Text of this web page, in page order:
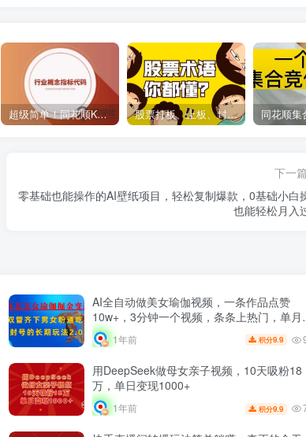
超级简单！同花顺K线界面显示行业概念指标代码图解 股票打板、上板、封板、翘板、炸板是什么意思？炒股你必须懂的暗语！
下一篇
零基础也能操作的AI壁纸项目，轻松复制爆款，0基础小白
也能轻松月入
AI全自动做美女瑜伽视频，一条作品点赞
10w+，3分钟一个视频，条条上热门，单月
益3万+
1年前 积分9.9
用DeepSeek做母女亲子视频，10天吸粉18
万，单日变现1000+
1年前 积分9.9